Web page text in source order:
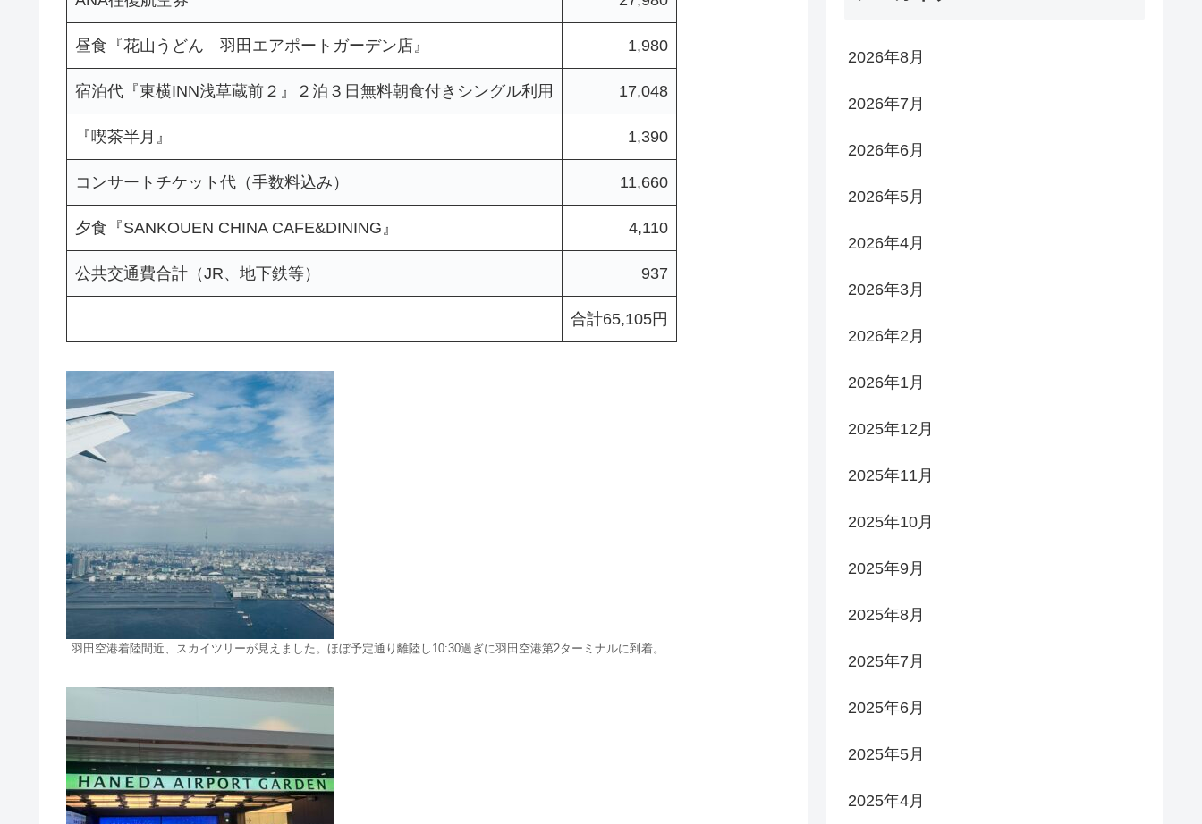
昼食『花山うどん 羽田エアポートガーデン店』 1,980
宿泊代『東横INN浅草蔵前２』２泊３日無料朝食付きシングル利用 17,048
『喫茶半月』 1,390
コンサートチケット代（手数料込み） 11,660
夕食『SANKOUEN CHINA CAFE&DINING』 4,110
公共交通費合計（JR、地下鉄等） 937
合計65,105円
羽田空港着陸間近、スカイツリーが見えました。ほぼ予定通り離陸し10:30過ぎに羽田空港第2ターミナルに到着。
2026年8月
2026年7月
2026年6月
2026年5月
2026年4月
2026年3月
2026年2月
2026年1月
2025年12月
2025年11月
2025年10月
2025年9月
2025年8月
2025年7月
2025年6月
2025年5月
2025年4月